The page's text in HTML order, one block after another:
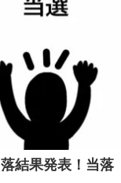
結果発表！当落